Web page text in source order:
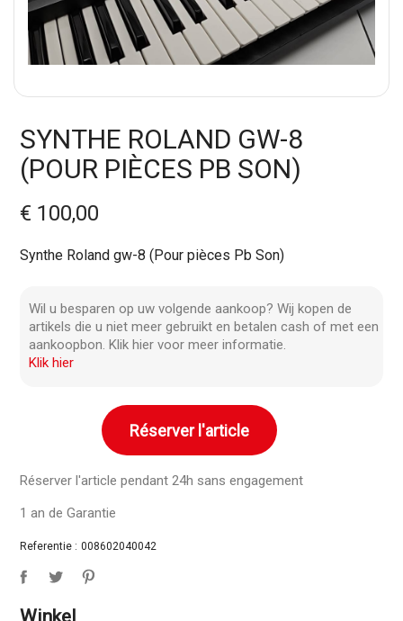
SYNTHE ROLAND GW-8
(POUR PIÈCES PB SON)
€ 100,00
Synthe Roland gw-8 (Pour pièces Pb Son)
Wil u besparen op uw volgende aankoop? Wij kopen de
artikels die u niet meer gebruikt en betalen cash of met een
aankoopbon. Klik hier voor meer informatie.
Klik hier
Réserver l'article
Réserver l'article pendant 24h sans engagement
1 an de Garantie
Referentie : 008602040042
Winkel